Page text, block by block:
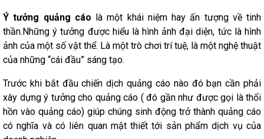
Ý tưởng quảng cáo là một khái niệm hay ấn tượng về tinh
thần.Những ý tưởng được hiểu là hình ảnh đại diện, tức là hình
ảnh của một số vật thể. Là một trò chơi trí tuệ, là một nghệ thuật
của những “cái đầu” sáng tạo.
Trước khi bắt đầu chiến dịch quảng cáo nào đó bạn cần phải
xây dựng ý tưởng cho quảng cáo ( đó gần như được gọi là thổi
hồn vào quảng cáo) giúp chúng sinh động trở thành quảng cáo
có nghĩa và có liên quan mật thiết tới sản phẩm dịch vụ của